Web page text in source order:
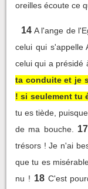
oreilles écoute ce
14 A l'ange de
celui qui s'appelle
celui qui a présidé
ta conduite et je
! si seulement tu
tu es tiède,
de ma bouche.
17
trésors ! Je n'ai
que tu es
nu ! 18 C'est